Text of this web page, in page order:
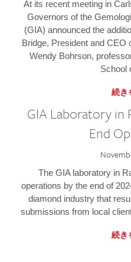
At its recent meeting in
Governors of the
(GIA) announced the
Bridge, President and CEO
Wendy Bohrson,
School
続き
GIA Laboratory in
End
The GIA laboratory in
operations by the end of
diamond industry that
submissions from local
続き